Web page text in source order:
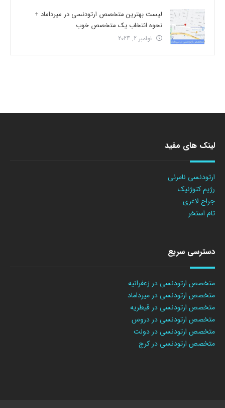
لیست بهترین متخصص ارتودنسی در میرداماد +
نحوه انتخاب یک متخصص خوب
نوامبر 2, 2024
لینک های مفید
ارتودنسی نامرئی
رژیم کتوژنیک
جراح لاغری
تام استخر
دسترسی سریع
متخصص ارتودنسی در زعفرانیه
متخصص ارتودنسی در میرداماد
متخصص ارتودنسی در قیطریه
متخصص ارتودنسی در دروس
متخصص ارتودنسی در دولت
متخصص ارتودنسی در کرج